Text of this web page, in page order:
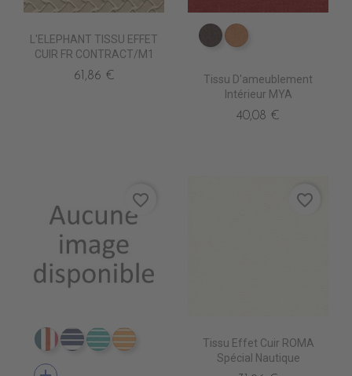
L'ELEPHANT TISSU EFFET
CUIR FR CONTRACT/M1
61,86 €
ES3514 Bistre
ES3516 Fauve
Tissu D'ameublement
Intérieur MYA
40,08 €
DT0211 AMSTERDAM PETR
DT0219 MARRAKECH NAVY
DT0220 MARRAKECH TUR
DT0222 MARRAKECH GOLD
favorite_border
Tissu Effet Cuir ROMA
Spécial Nautique
favorite_border